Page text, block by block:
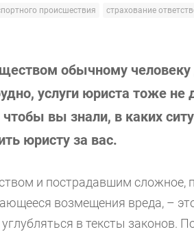
происшествия
страхование
обычному
услуги юриста тоже
вы знали, в каких
юристу за вас.
и пострадавшим сложное,
возмещения вреда, –
в тексты законов.